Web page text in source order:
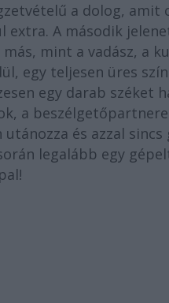
a dolog,
extra. A második
mint a vadász, a
egy teljesen üres
egy darab széket
a
és azzal
legalább egy